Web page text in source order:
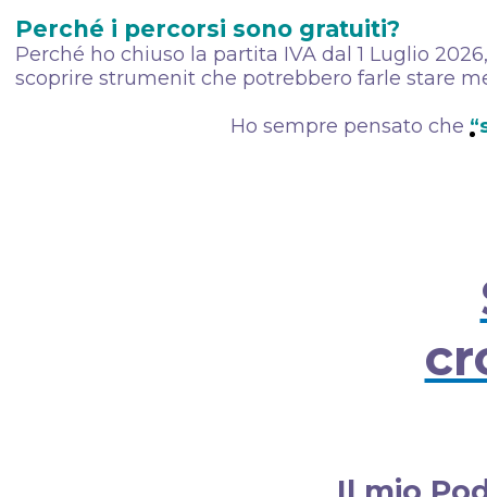
Perché i percorsi sono gratuiti?
Perché ho chiuso la partita IVA dal 1 Luglio
scoprire strumenit che potrebbero farle stare
Ho sempre pensato che